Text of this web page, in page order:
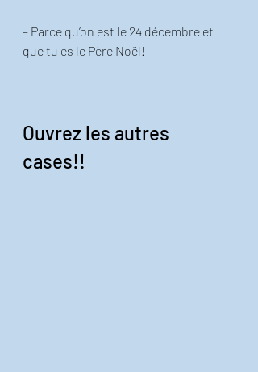
– Parce qu’on est le 24 décembre et
que tu es le Père Noël!
Ouvrez les autres
cases!!